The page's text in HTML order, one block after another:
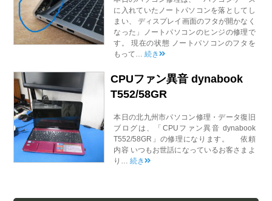
に入れていたノートパソコンを落としてし
まい、 ディスプレイ画面のフタが開かなく
なった」ノートパソコンのヒンジの修理で
す。 現在の状態 ノートパソコンのフタを
もって…続き
CPUファン異音 dynabook
T552/58GR
本日の北九州市パソコン修理・データ復旧
ブログは、「CPUファン異音 dynabook
T552/58GR」の修理になります。 依頼
内容 いつもお世話になっているお客さまよ
り…続き